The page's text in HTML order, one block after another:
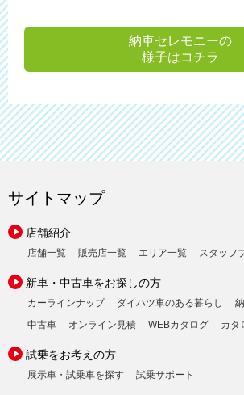
納車セレモニーの
様子はコチラ
サイトマップ
店舗紹介
店舗一覧 販売店一覧 エリア一覧 スタッフ
新車・中古車をお探しの方
カーラインナップ ダイハツ車のある暮らし
中古車
オンライン見積 WEBカタログ カタ
試乗をお考えの方
展示車・試乗車を探す 試乗サポート